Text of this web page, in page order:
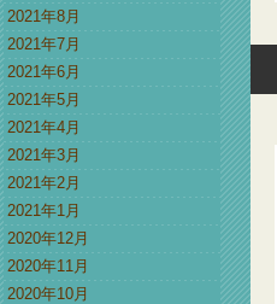
2021年8月
2021年7月
2021年6月
2021年5月
2021年4月
2021年3月
2021年2月
2021年1月
2020年12月
2020年11月
2020年10月